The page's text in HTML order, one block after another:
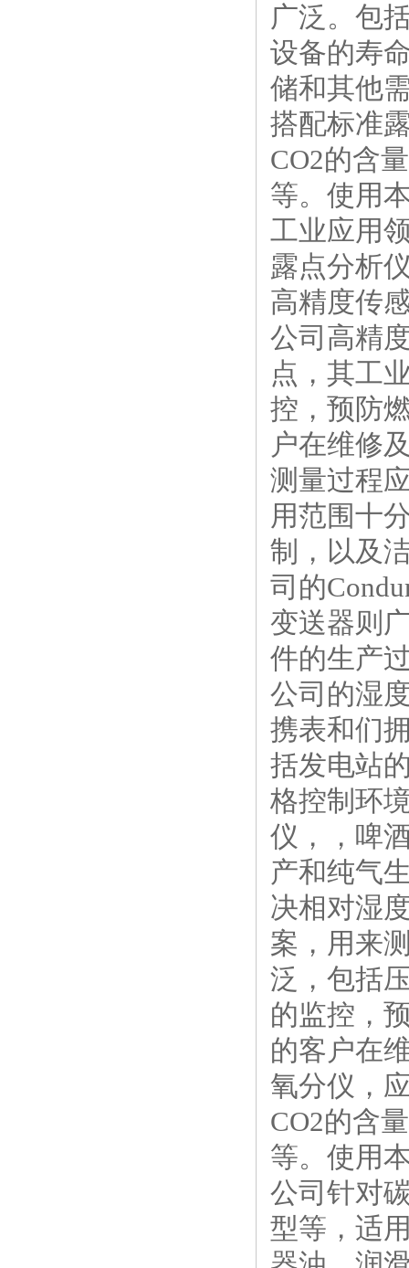
广泛。包
设备的寿
储和其他
搭配标准
CO2的含
等。使用
工业应用
露点分析
高精度传
公司高精
点，其工
控，预防
户在维修
测量过程
用范围十
制，以及
司的
变送器则
件的生产
公司的湿
携表和们
括发电站
格控制环
仪，，啤
产和纯气
决相对湿
案，用来
泛，包括
的监控，
的客户在
氧分仪，
CO2的含
等。使用
公司针对
型等，适